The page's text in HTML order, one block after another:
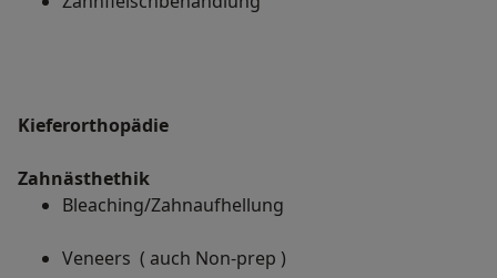
Kieferorthopädie​
Zahnästhethik
Bleaching/Zahnaufhellung
Veneers ( auch Non-prep )